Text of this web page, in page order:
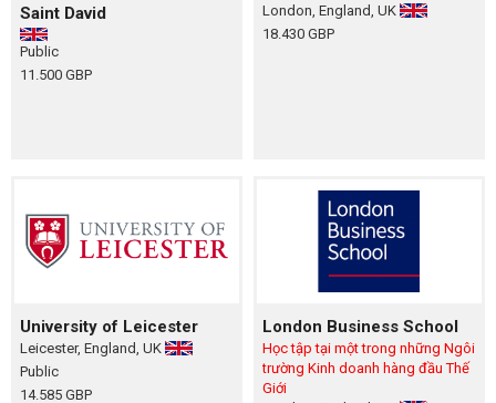
Saint David
Public
11.500 GBP
London, England, UK
18.430 GBP
University of Leicester
Leicester, England, UK
Public
14.585 GBP
London Business School
Học tập tại một trong những Ngôi
trường Kinh doanh hàng đầu Thế
Giới